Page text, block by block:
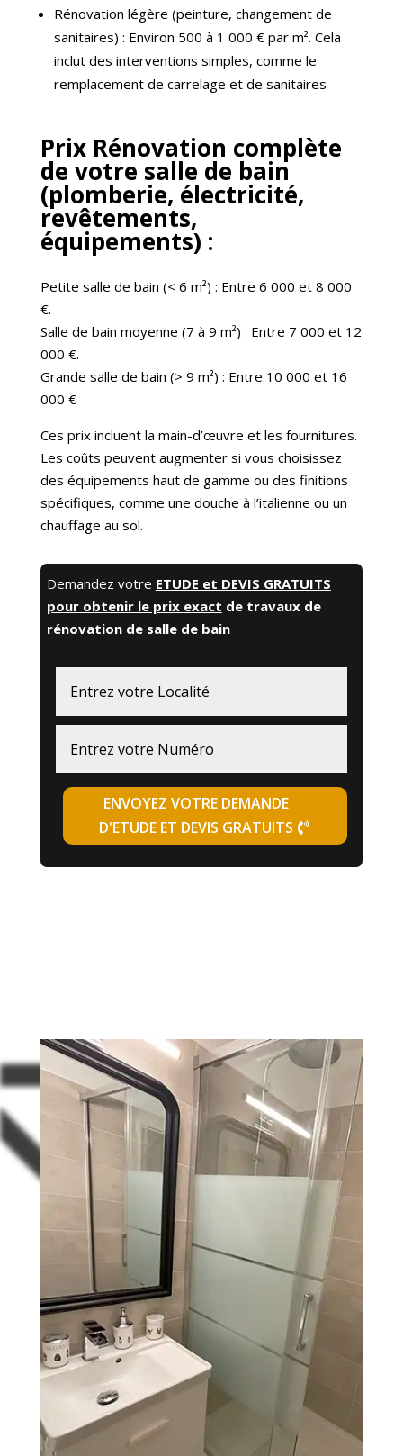
Rénovation légère (peinture, changement de
sanitaires) : Environ 500 à 1 000 € par m². Cela
inclut des interventions simples, comme le
remplacement de carrelage et de sanitaires
Prix Rénovation complète
de votre salle de bain
(plomberie, électricité,
revêtements,
équipements) :
Petite salle de bain (< 6 m²) : Entre 6 000 et 8 000
€.
Salle de bain moyenne (7 à 9 m²) : Entre 7 000 et 12
000 €.
Grande salle de bain (> 9 m²) : Entre 10 000 et 16
000 €​
Ces prix incluent la main-d’œuvre et les fournitures.
Les coûts peuvent augmenter si vous choisissez
des équipements haut de gamme ou des finitions
spécifiques, comme une douche à l’italienne ou un
chauffage au sol.
Demandez votre ETUDE et DEVIS GRATUITS
pour obtenir le prix exact de travaux de
rénovation de salle de bain
ENVOYEZ VOTRE DEMANDE
D'ETUDE ET DEVIS GRATUITS